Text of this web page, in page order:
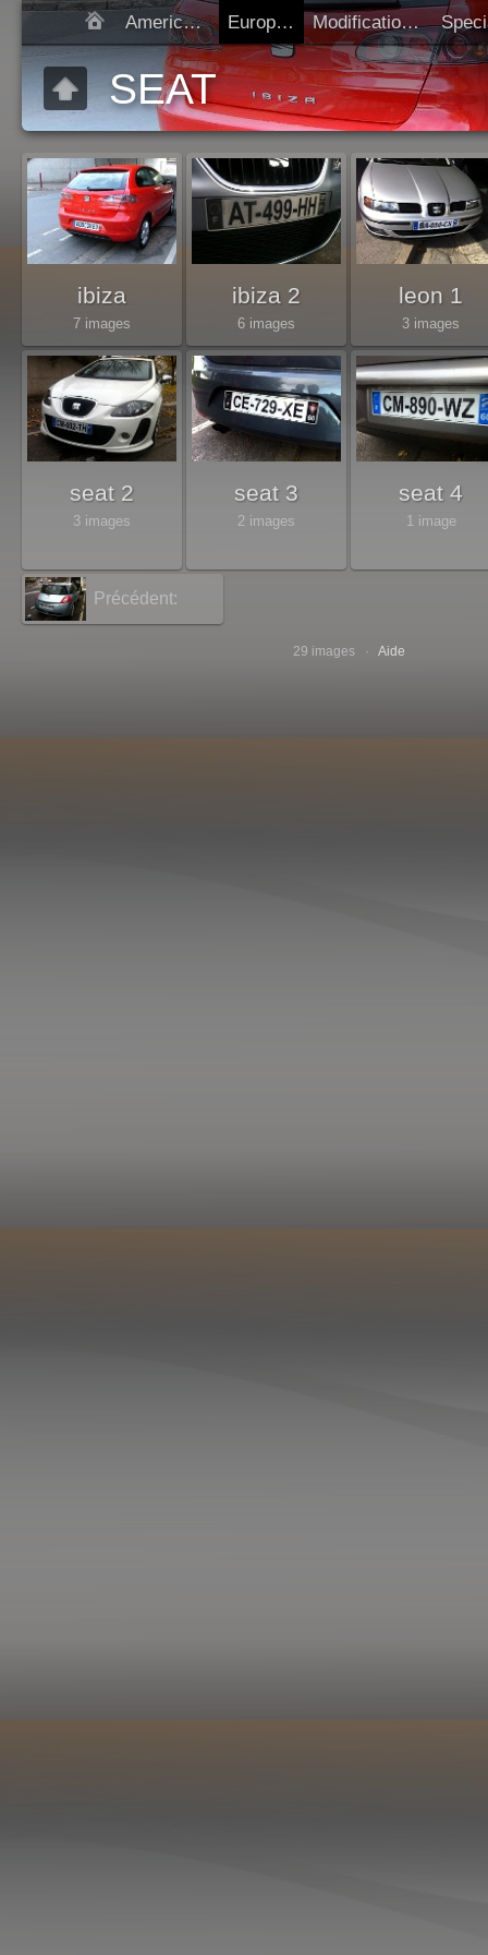
Americaines Europeen Modification SIV
SEAT
ibiza
7 images
ibiza 2
6 images
leon 1
3 images
seat 2
3 images
seat 3
2 images
seat 4
1 image
Précédent:
29 images · Aide